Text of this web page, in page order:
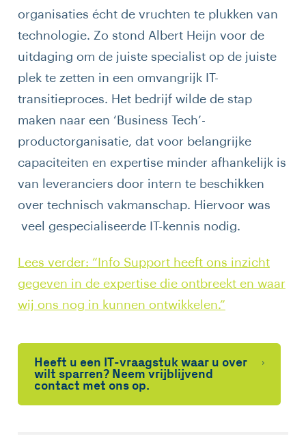
organisaties écht de vruchten te plukken van
technologie. Zo stond Albert Heijn voor de
uitdaging om de juiste specialist op de juiste
plek te zetten in een omvangrijk IT-
transitieproces. Het bedrijf wilde de stap
maken naar een ‘Business Tech’-
productorganisatie, dat voor belangrijke
capaciteiten en expertise minder afhankelijk is
van leveranciers door intern te beschikken
over technisch vakmanschap. Hiervoor was
veel gespecialiseerde IT-kennis nodig.
Lees verder: “Info Support heeft ons inzicht
gegeven in de expertise die ontbreekt en waar
wij ons nog in kunnen ontwikkelen.”
Heeft u een IT-vraagstuk waar u over
wilt sparren? Neem vrijblijvend
contact met ons op.